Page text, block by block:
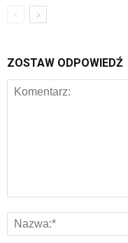
ZOSTAW ODPOWIEDŹ